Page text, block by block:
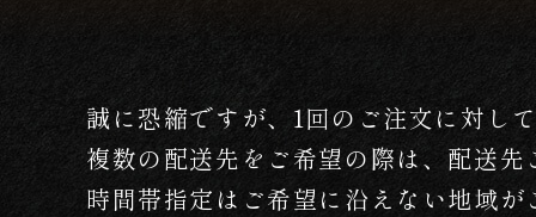
誠に恐縮ですが、1回のご注文に対し
複数の配送先をご希望の際は、配送
時間帯指定はご希望に沿えない地域が